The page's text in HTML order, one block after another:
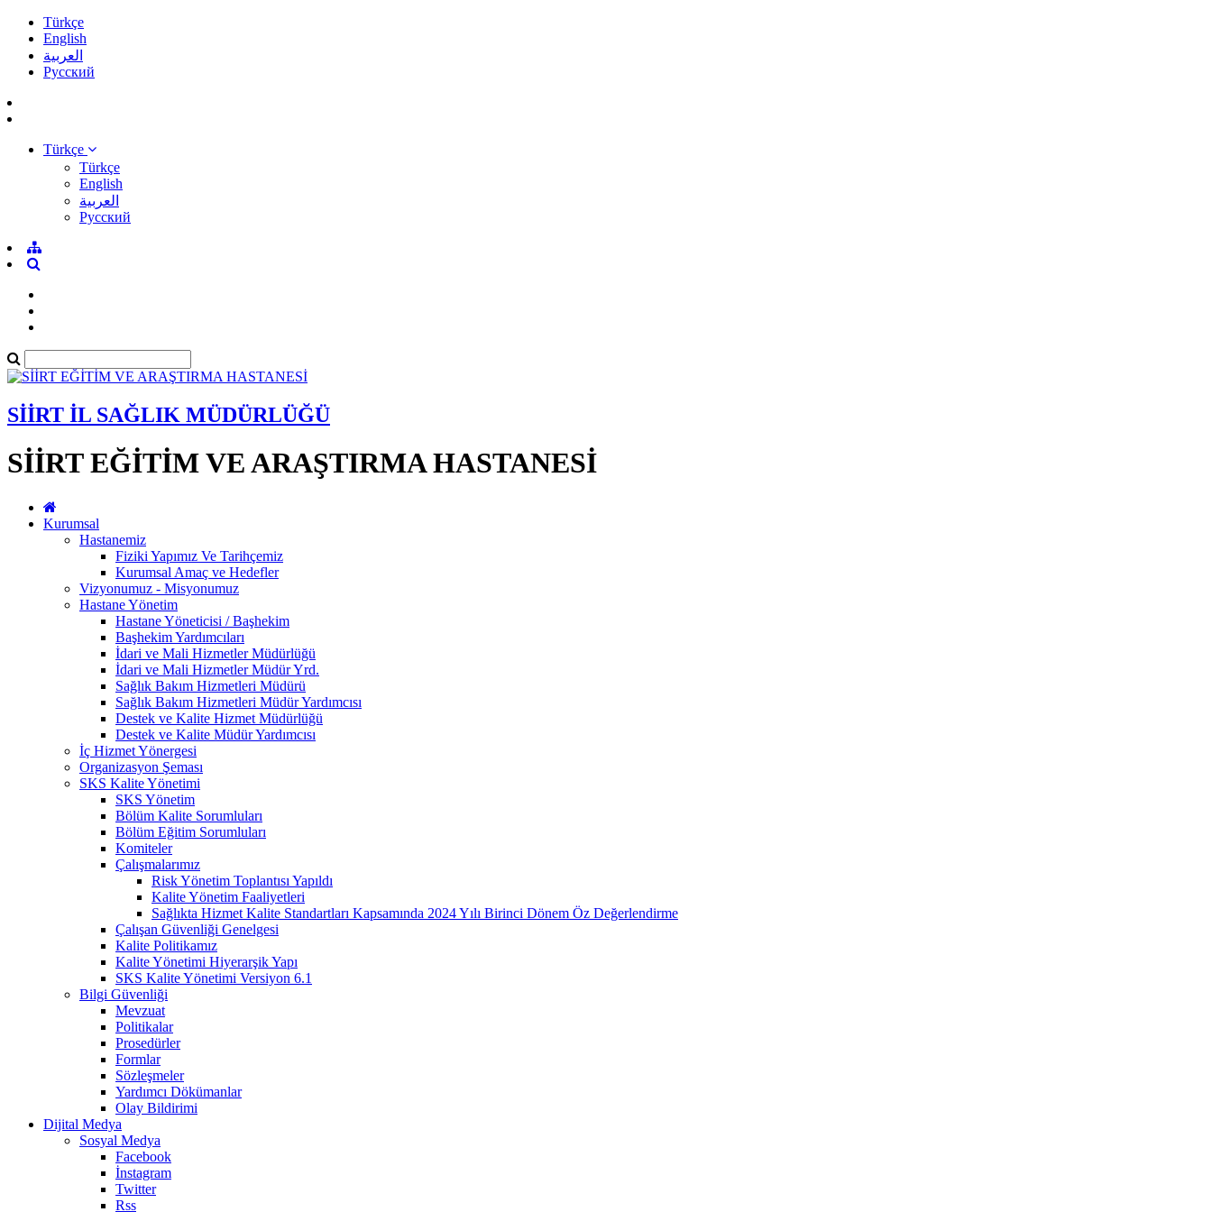
Türkçe
English
العربية
Pусский
Türkçe
Türkçe
English
العربية
Pусский
SİİRT İL SAĞLIK MÜDÜRLÜĞÜ
SİİRT EĞİTİM VE ARAŞTIRMA HASTANESİ
Kurumsal
Hastanemiz
Fiziki Yapımız Ve Tarihçemiz
Kurumsal Amaç ve Hedefler
Vizyonumuz - Misyonumuz
Hastane Yönetim
Hastane Yöneticisi / Başhekim
Başhekim Yardımcıları
İdari ve Mali Hizmetler Müdürlüğü
İdari ve Mali Hizmetler Müdür Yrd.
Sağlık Bakım Hizmetleri Müdürü
Sağlık Bakım Hizmetleri Müdür Yardımcısı
Destek ve Kalite Hizmet Müdürlüğü
Destek ve Kalite Müdür Yardımcısı
İç Hizmet Yönergesi
Organizasyon Şeması
SKS Kalite Yönetimi
SKS Yönetim
Bölüm Kalite Sorumluları
Bölüm Eğitim Sorumluları
Komiteler
Çalışmalarımız
Risk Yönetim Toplantısı Yapıldı
Kalite Yönetim Faaliyetleri
Sağlıkta Hizmet Kalite Standartları Kapsamında 2024 Yılı Birinci Dönem Öz Değerlendirme
Çalışan Güvenliği Genelgesi
Kalite Politikamız
Kalite Yönetimi Hiyerarşik Yapı
SKS Kalite Yönetimi Versiyon 6.1
Bilgi Güvenliği
Mevzuat
Politikalar
Prosedürler
Formlar
Sözleşmeler
Yardımcı Dökümanlar
Olay Bildirimi
Dijital Medya
Sosyal Medya
Facebook
İnstagram
Twitter
Rss